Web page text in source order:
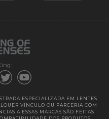
ESPECIALIZADA EM LENTES
VÍNCULO OU PARCERIA COM
A ESSAS MARCAS SÃO FEITAS